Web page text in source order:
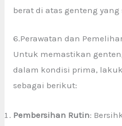
berat di atas genteng
6.Perawatan dan
Untuk memastikan
dalam kondisi prima,
sebagai berikut:
Pembersihan Rutin: